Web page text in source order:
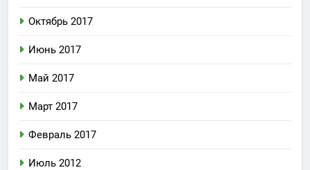
Октябрь 2017
Июнь 2017
Май 2017
Март 2017
Февраль 2017
Июль 2012